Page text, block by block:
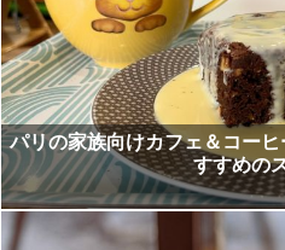
パリの家族向けカフェ＆コー
すすめの